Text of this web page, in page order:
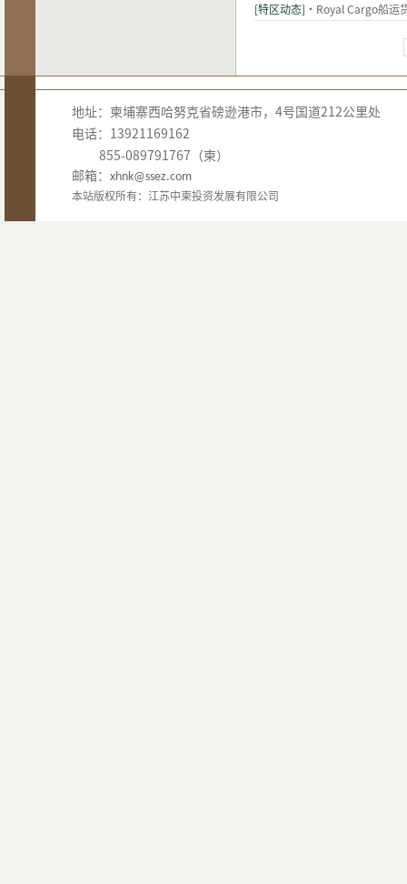
[特区动态] ·Royal Cargo船运
地址：柬埔寨西哈努克省磅逊港市，4号国道212公里处
电话：13921169162
855-089791767（柬）
邮箱： xhnk@ssez.com
本站版权所有：江苏中柬投资发展有限公司